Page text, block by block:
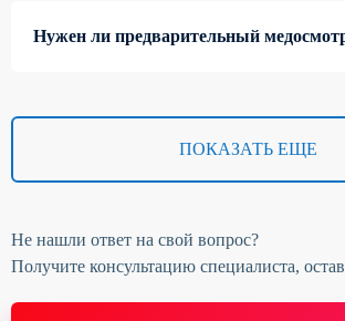
Не нашли ответ на свой вопрос?
Получите консультацию специалиста,
Нужен ли предварительный
ПОКАЗАТЬ ЕЩЕ